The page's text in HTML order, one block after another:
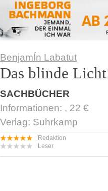
BenjamÍn Labatut
Das blinde Licht
SACHBÜCHER
Informationen: , 22 €
Verlag: Suhrkamp
Redaktion
Leser